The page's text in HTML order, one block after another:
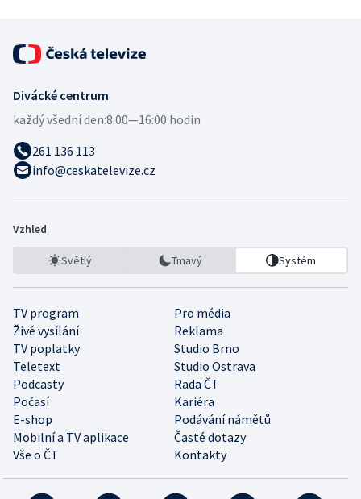
Divácké centrum
každý všední den:8:00—16:00 hodin
261 136 113
info@ceskatelevize.cz
Vzhled
Světlý Tmavý Systém
TV program
Pro média
Živé vysílání
Reklama
TV poplatky
Studio Brno
Teletext
Studio Ostrava
Podcasty
Rada ČT
Počasí
Kariéra
E-shop
Podávání námětů
Mobilní a TV aplikace
Časté dotazy
Vše o ČT
Kontakty